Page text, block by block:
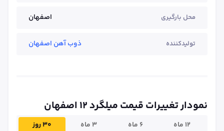
محل بارگیری اصفهان
تولیدکننده ذوب آهن اصفهان
نمودار تغییرات قیمت میلگرد ۱۲ اصفهان
۱۲ ماه ۶ ماه ۳ ماه ۳۰ روز